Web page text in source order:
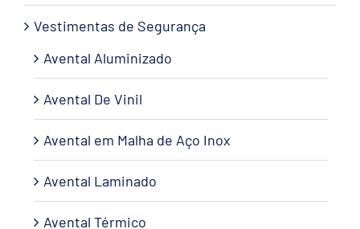
Vestimentas de Segurança
Avental Aluminizado
Avental De Vinil
Avental em Malha de Aço Inox
Avental Laminado
Avental Térmico